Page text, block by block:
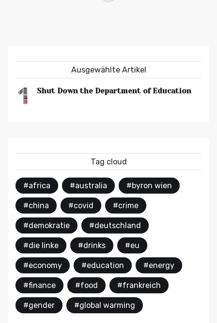
Ausgewählte Artikel
1 Shut Down the Department of Education
Tag cloud
#africa #australia #byron wien
#china #covid #crime
#demokratie #deutschland
#die linke #drinks #eu
#economy #education #energy
#finance #food #frankreich
#gender #global warming